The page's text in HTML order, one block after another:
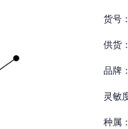
货号
供货
品牌
灵敏
种属